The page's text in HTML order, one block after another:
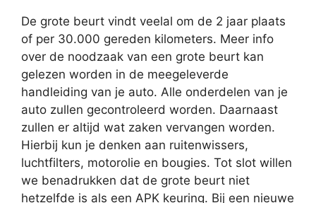
De grote beurt vindt veelal om de 2 jaar plaats
of per 30.000 gereden kilometers. Meer info
over de noodzaak van een grote beurt kan
gelezen worden in de meegeleverde
handleiding van je auto. Alle onderdelen van je
auto zullen gecontroleerd worden. Daarnaast
zullen er altijd wat zaken vervangen worden.
Hierbij kun je denken aan ruitenwissers,
luchtfilters, motorolie en bougies. Tot slot willen
we benadrukken dat de grote beurt niet
hetzelfde is als een APK keuring. Bij een nieuwe